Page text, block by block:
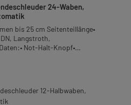
24-Waben,
bis 25 cm Seitenteillänge•
Langstroth,
Not-Halt-Knopf•
/ 230 V• Programm-Vollautomatik
mit Gefälle zum
Wabentaschen 27 cm x 45 cm•